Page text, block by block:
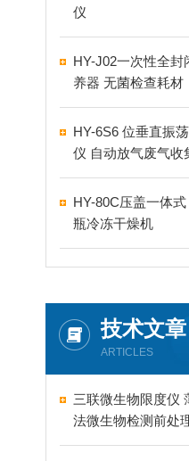
仪
HY-J02一次性全封
养器 无菌检查耗材
HY-6S6 位垂直振
仪 自动放气废气收
HY-80C压盖一体
瓶冷冻干燥机
技术文章
ARTICLES
三联微生物限度仪
法微生物检测前处